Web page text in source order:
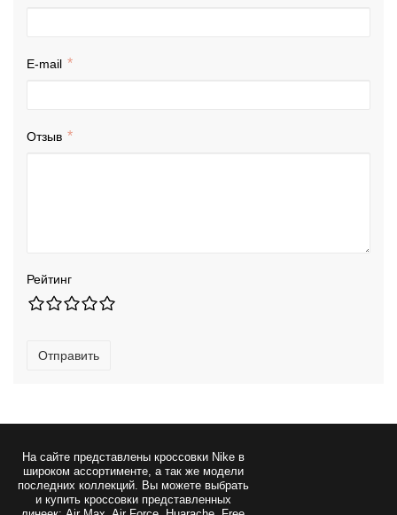
E-mail
Отзыв
Рейтинг
Отправить
На сайте представлены кроссовки Nikeв
широком ассортименте, а так же модели
последних коллекций. Вы можете выбрать
и купить кроссовки представленных